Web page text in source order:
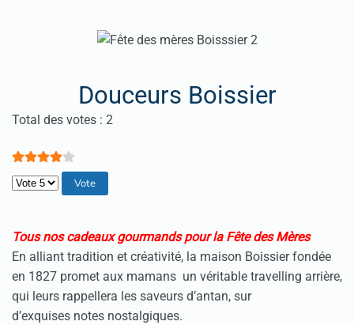
Douceurs Boissier
Vote utilisateur:4/
Total des votes : 2
Veuillez voter
Tous nos cadeaux gourmands pour la Fête des Mères
En alliant tradition et créativité, la maison Boissier fondée
en 1827 promet aux mamans un véritable travelling arrière,
qui leurs rappellera les saveurs d’antan, sur
d’exquises notes nostalgiques.